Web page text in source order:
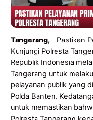
Tangerang, – Pastikan
Kunjungi Polresta
Republik Indonesia
Tangerang untuk
pelayanan publik yang
Polda Banten.
untuk memastikan